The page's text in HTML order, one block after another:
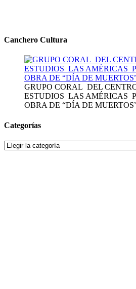
Canchero Cultura
GRUPO CORAL DEL
ESTUDIOS LAS AMÉRICAS
OBRA DE “DÍA DE
Categorías
Categorías